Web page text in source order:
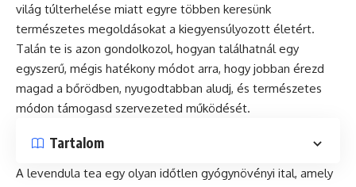
világ túlterhelése miatt egyre többen keresünk
természetes megoldásokat a kiegyensúlyozott életért.
Talán te is azon gondolkozol, hogyan találhatnál egy
egyszerű, mégis hatékony módot arra, hogy jobban érezd
magad a bőrödben, nyugodtabban aludj, és természetes
módon támogasd szervezeted működését.
Tartalom
A levendula tea egy olyan időtlen gyógynövényi ital, amely